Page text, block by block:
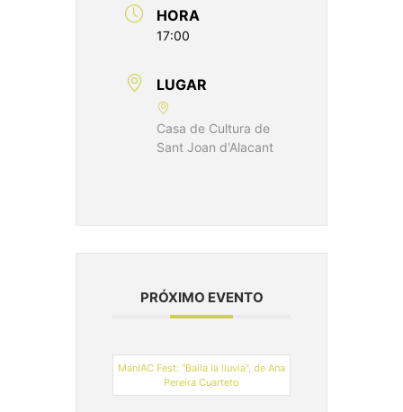
HORA
17:00
LUGAR
Casa de Cultura de
Sant Joan d'Alacant
PRÓXIMO EVENTO
ManIAC Fest: “Baila la lluvia”, de Ana
Pereira Cuarteto